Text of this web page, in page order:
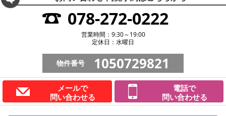
078-272-0222
営業時間：9:30～19:00
定休日：水曜日
物件番号 1050729821
メールで
問い合わせる
電話で
問い合わせる